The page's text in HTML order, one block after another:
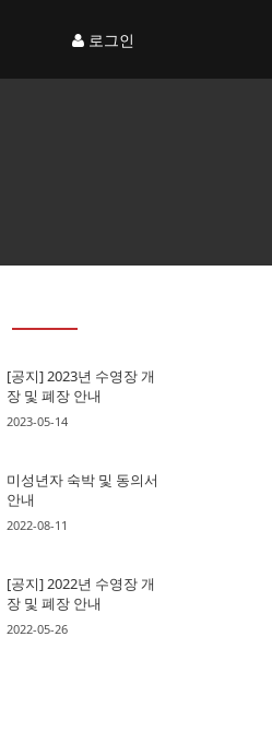
로그인
[공지] 2023년 수영장 개
장 및 폐장 안내
2023-05-14
미성년자 숙박 및 동의서
안내
2022-08-11
[공지] 2022년 수영장 개
장 및 폐장 안내
2022-05-26